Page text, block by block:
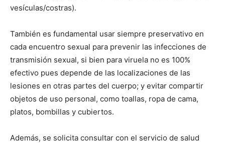
vesículas/costras).
También es fundamental usar siempre preservativo en
cada encuentro sexual para prevenir las infecciones de
transmisión sexual, si bien para viruela no es 100%
efectivo pues depende de las localizaciones de las
lesiones en otras partes del cuerpo; y evitar compartir
objetos de uso personal, como toallas, ropa de cama,
platos, bombillas y cubiertos.
Además, se solicita consultar con el servicio de salud